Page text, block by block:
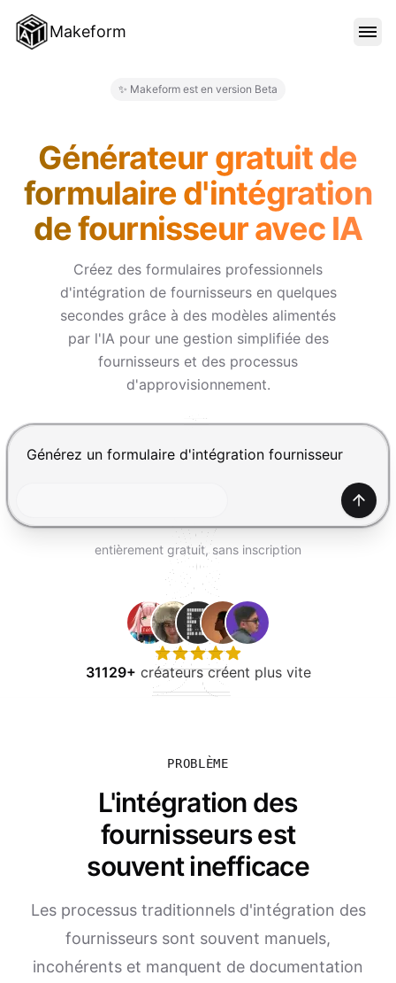
Makeform
BLOG
TARIFS
SE CONNECTER
✨ Makeform est en version Beta
Générateur gratuit de
formulaire d'intégration
de fournisseur avec IA
Créez des formulaires professionnels
d'intégration de fournisseurs en quelques
secondes grâce à des modèles alimentés
par l'IA pour une gestion simplifiée des
fournisseurs et des processus
d'approvisionnement.
Appuyez sur Entrée pour envoyer, Maj+Entrée pour
entièrement gratuit, sans inscription
31129+ créateurs créent plus vite
PROBLÈME
L'intégration des
fournisseurs est
souvent inefficace
Les processus traditionnels d'intégration des
fournisseurs sont souvent manuels,
incohérents et manquent de documentation